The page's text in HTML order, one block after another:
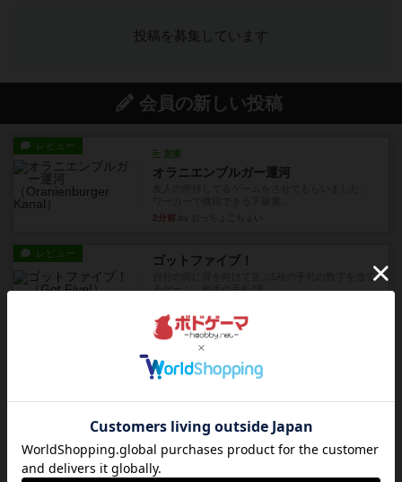
投稿を募集しています
会員の新しい投稿
レビュー
充実
オラニエンブルガー運河
2分前
レビュー ゴットファイブ！
自分の前に背を向けて並ぶ5枚の手札の数字を当て
るゲーム。相手の手札/場...
神ゲー
約2時間前 by アプー
充実
ドゥームド・バタリオンズ：ASLモジュール11
『Squad Leader』用の追加マップとして発売され
たマップの#9...